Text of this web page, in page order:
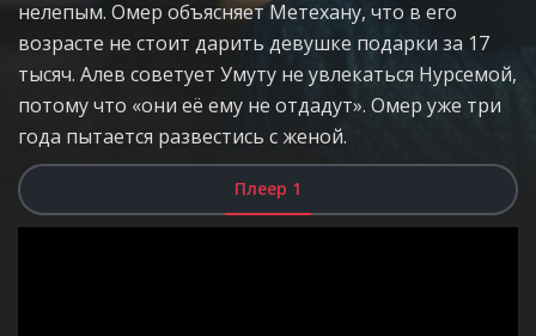
нелепым. Омер объясняет Метехану, что в его
возрасте не стоит дарить девушке подарки за 17
тысяч. Алев советует Умуту не увлекаться Нурсемой,
потому что «они её ему не отдадут». Омер уже три
года пытается развестись с женой.
Плеер 1